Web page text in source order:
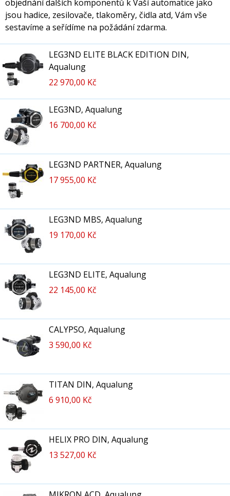
objednání dalších komponentů k Vaší automatice jako
jsou hadice, zesilovače, tlakoměry, čidla atd, Vám vše
sestavíme a seřídíme na požádání zdarma.
LEG3ND ELITE BLACK EDITION DIN,
Aqualung
22 970,00 Kč
LEG3ND, Aqualung
16 700,00 Kč
LEG3ND PARTNER, Aqualung
17 955,00 Kč
LEG3ND MBS, Aqualung
19 170,00 Kč
LEG3ND ELITE, Aqualung
22 145,00 Kč
CALYPSO, Aqualung
3 590,00 Kč
TITAN DIN, Aqualung
6 910,00 Kč
HELIX PRO DIN, Aqualung
13 527,00 Kč